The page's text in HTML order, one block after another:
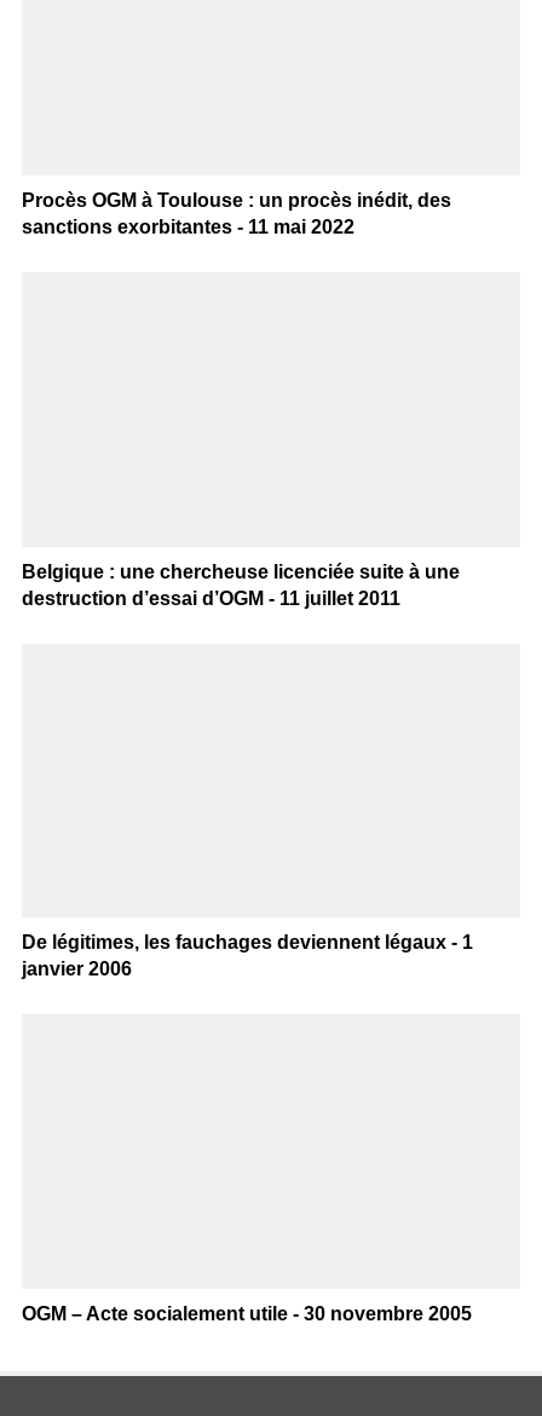
Procès OGM à Toulouse : un procès inédit, des
sanctions exorbitantes - 11 mai 2022
Belgique : une chercheuse licenciée suite à une
destruction d’essai d’OGM - 11 juillet 2011
De légitimes, les fauchages deviennent légaux - 1
janvier 2006
OGM – Acte socialement utile - 30 novembre 2005